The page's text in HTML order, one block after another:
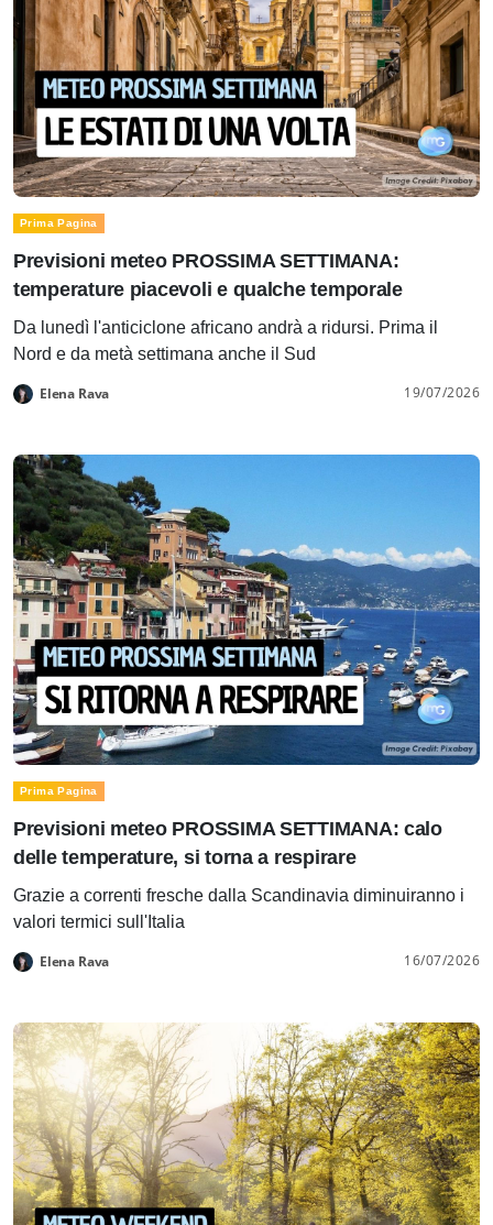
Prima Pagina
Previsioni meteo PROSSIMA SETTIMANA:
temperature piacevoli e qualche temporale
Da lunedì l'anticiclone africano andrà a ridursi. Prima il
Nord e da metà settimana anche il Sud
Elena Rava 19/07/2026
Prima Pagina
Previsioni meteo PROSSIMA SETTIMANA: calo
delle temperature, si torna a respirare
Grazie a correnti fresche dalla Scandinavia diminuiranno i
valori termici sull'Italia
Elena Rava 16/07/2026